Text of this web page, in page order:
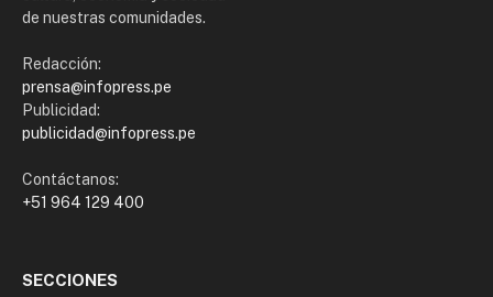
de nuestras comunidades.
Redacción:
prensa@infopress.pe
Publicidad:
publicidad@infopress.pe
Contáctanos:
+51 964 129 400
SECCIONES